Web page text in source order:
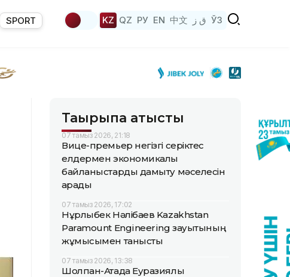
SPORT KZ QZ РУ EN 中文 ق ز ЎЗ
Тақырыпқа қатысты
07 тамыз 2026, 21:18
Вице-премьер негізгі серіктес
елдермен экономикалық
байланыстарды дамыту мәселесін
қарады
07 тамыз 2026, 17:02
Нұрлыбек Нәлібаев Kazakhstan
Paramount Engineering зауытының
жұмысымен танысты
07 тамыз 2026, 13:38
Шолпан-Атада Еуразиялық